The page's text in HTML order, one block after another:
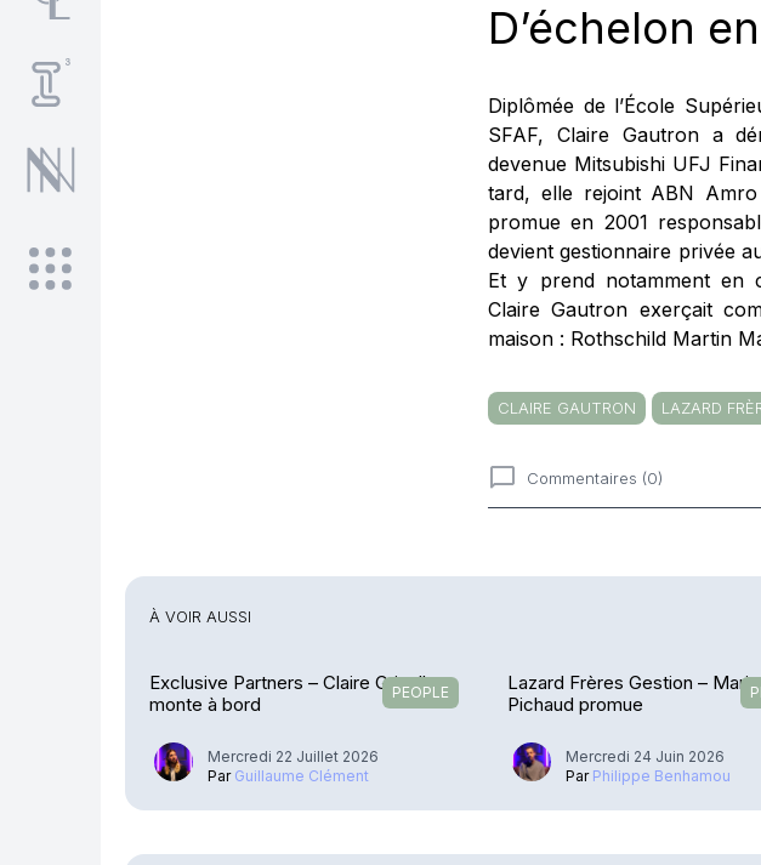
D’échelon
Diplômée de l’École
SFAF, Claire Gautron a
devenue Mitsubishi UFJ
tard, elle rejoint ABN Amro
promue en 2001
devient gestionnaire privée
Et y prend notamment en
Claire Gautron exerçait
maison : Rothschild Martin
CLAIRE GAUTRON LAZARD
Commentaires (0)
À VOIR AUSSI
PEOPLE
Exclusive Partners – Claire Griselle
monte à bord
Mercredi 22 Juillet 2026
Par Guillaume Clément
Lazard Frères Gestion –
Pichaud promue
Mercredi 24 Juin 2026
Par Philippe Benhamou